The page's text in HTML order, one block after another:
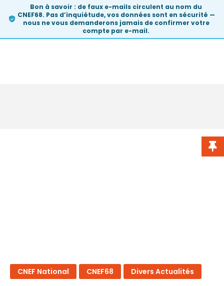
CNEF National CNEF68 Divers Actualités
Bon à savoir : de faux e-mails circulent au nom du
CNEF68. Pas d’inquiétude, vos données sont en sécurité —
nous ne vous demanderons jamaisde confirmer votre
compte par e-mail.